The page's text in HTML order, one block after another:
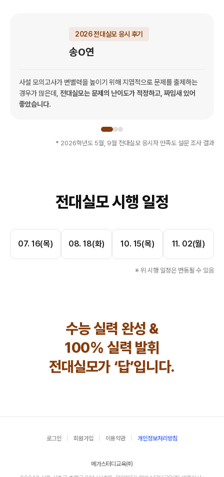
2026 전대실모 응시 후기
송O연
사설 모의고사가 변별력을 높이기 위해 지엽적으로 문제를 출제하는
경우가 많은데,전대실모는 문제의 난이도가 적정하고, 짜임새 있어
좋았습니다.
* 2026학년도 5월, 9월 전대실모 응시자 만족도 설문 조사 결과
전대실모 시행 일정
07. 16(목) 08. 18(화) 10. 15(목) 11. 02(월)
※ 위 시행 일정은 변동될 수 있음
수능 실력 완성 &
100% 실력 발휘
전대실모가 ‘답’입니다.
로그인 회원가입 이용약관 개인정보처리방침
메가스터디교육㈜